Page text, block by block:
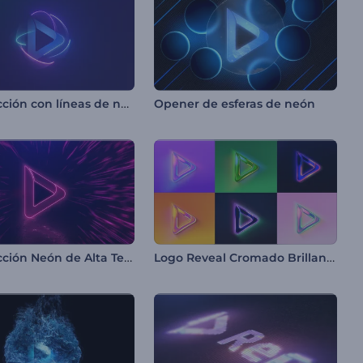
Introducción con líneas de neón giratorias Opener de esferas de neón
Introducción Neón de Alta Tecnología Logo Reveal Cromado Brillante